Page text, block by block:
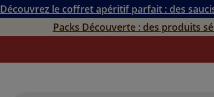
Découvrez le coffret apéritif parfait : des
Packs Découverte : des produits